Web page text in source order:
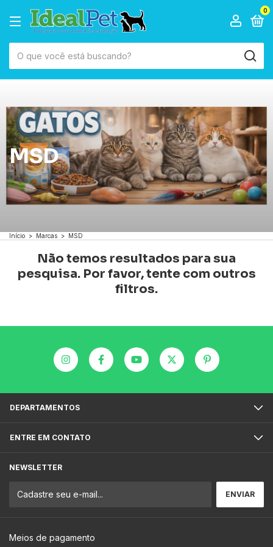
0
MSD
Início > Marcas > MSD
Não temos resultados para sua
pesquisa. Por favor, tente com outros
filtros.
DEPARTAMENTOS
ENTRE EM CONTATO
NEWSLETTER
Meios de pagamento